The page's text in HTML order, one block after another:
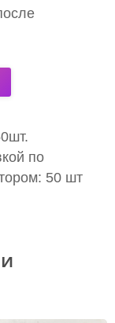
по
50 шт